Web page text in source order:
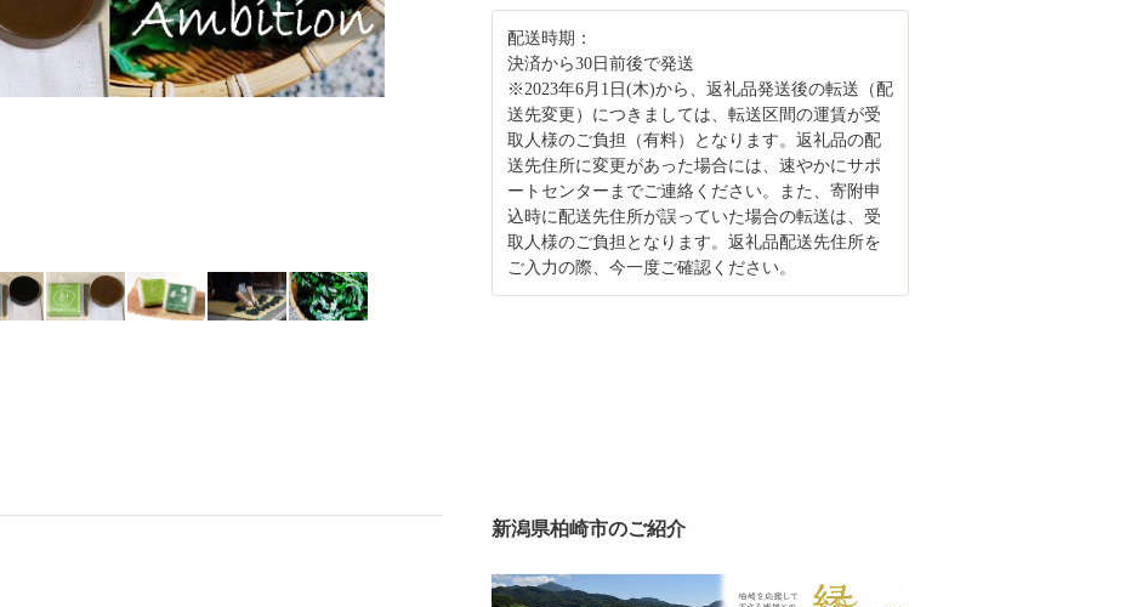
配送時期：
決済から30日前後で発送
※2023年6月1日(木)から、返礼品発送後の転送（配
送先変更）につきましては、転送区間の運賃が受
取人様のご負担（有料）となります。返礼品の配
送先住所に変更があった場合には、速やかにサポ
ートセンターまでご連絡ください。また、寄附申
込時に配送先住所が誤っていた場合の転送は、受
取人様のご負担となります。返礼品配送先住所を
ご入力の際、今一度ご確認ください。
新潟県柏崎市のご紹介